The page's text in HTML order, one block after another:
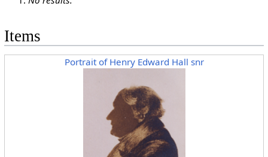
Items
Portrait of Henry Edward Hall snr